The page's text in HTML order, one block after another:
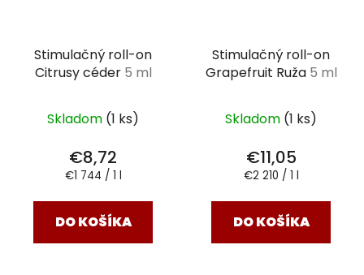
Stimulačný roll-on
Citrusy céder 5 ml
Skladom (1 ks)
€8,72
Jednotková
€1 744 / 1 l
DO KOŠÍKA
Stimulačný roll-on
Grapefruit Ruža 5 ml
Skladom (1 ks)
€11,05
Jednotková
€2 210 / 1 l
DO KOŠÍKA